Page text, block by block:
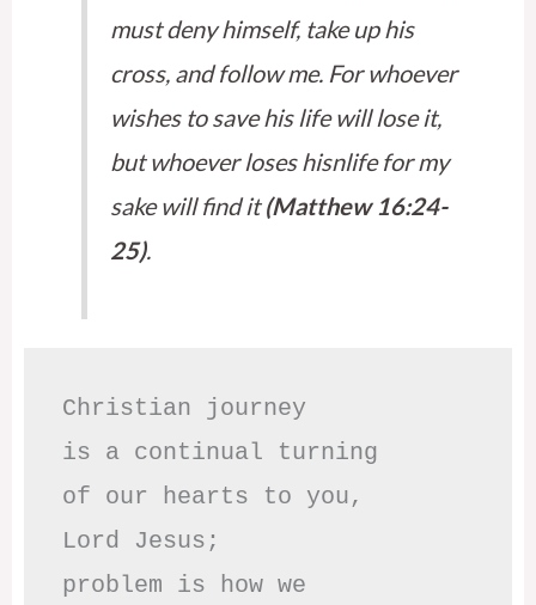
must deny himself, take up his
cross, and follow me. For whoever
wishes to save his life will lose it,
but whoever loses hisnlife for my
sake will find it(Matthew 16:24-
25).
Christian journey
is a continual turning
of our hearts to you,
Lord Jesus;
problem is how we